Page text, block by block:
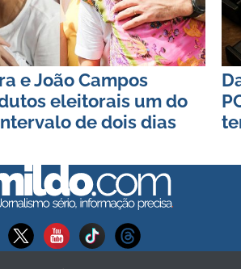
e João Campos
eleitorais um do
de dois dias